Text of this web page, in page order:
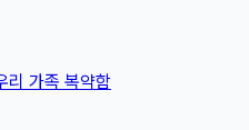
리 가족 복약함